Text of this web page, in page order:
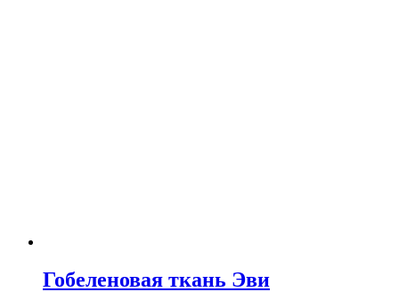
Гобеленовая ткань Эви